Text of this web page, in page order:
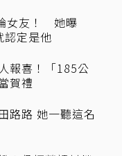
女友！ 她曝
認定是他
報喜！「185公
賀禮
路路 她一聽這名